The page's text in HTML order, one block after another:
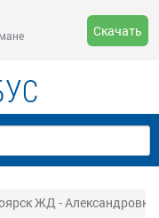
Скачать
ЖД - Александровка